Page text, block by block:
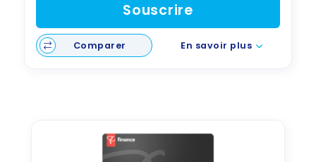
Souscrire
Comparer En savoir plus